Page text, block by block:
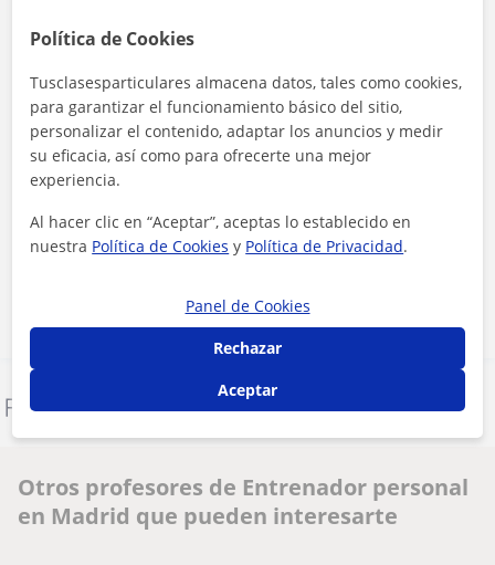
Denunciar este perfil
Otros profesores de Entrenador personal
en Madrid que pueden interesarte
Política de Cookies
Tusclasesparticulares almacena datos, tales como cookies,
para garantizar el funcionamiento básico del sitio,
personalizar el contenido, adaptar los anuncios y medir
su eficacia, así como para ofrecerte una mejor
experiencia.
Al hacer clic en “Aceptar”, aceptas lo establecido en
nuestra Política de Cookies y Política de Privacidad.
Panel de Cookies
Rechazar
Aceptar